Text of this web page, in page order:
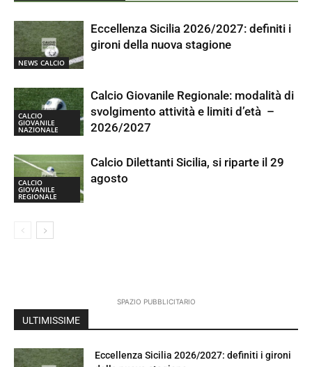
NEWS CALCIO
Eccellenza Sicilia 2026/2027: definiti i
gironi della nuova stagione
CALCIO
GIOVANILE
NAZIONALE
Calcio Giovanile Regionale: modalità di
svolgimento attività e limiti d’età –
2026/2027
CALCIO
GIOVANILE
REGIONALE
Calcio Dilettanti Sicilia, si riparte il 29
agosto
SPAZIO PUBBLICITARIO
ULTIMISSIME
Eccellenza Sicilia 2026/2027: definiti i gironi